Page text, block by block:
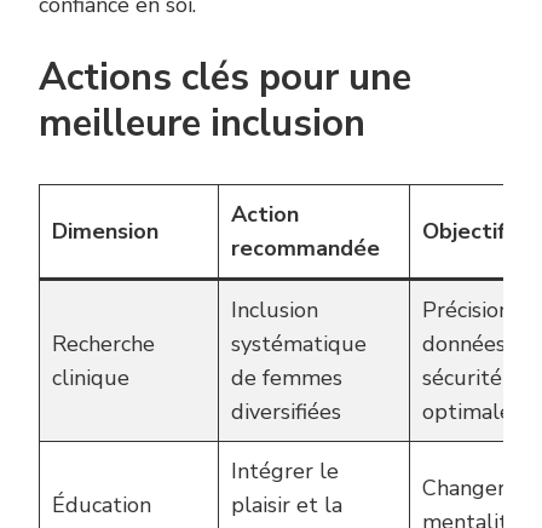
Actions clés pour une
meilleure inclusion
Dimension
Action
recommandée
Objectif
Recherche
clinique
Inclusion
systématique
de femmes
diversifiées
Précision
données et
sécurité
optimale
Éducation
Intégrer le
plaisir et la
Changer les
mentalités